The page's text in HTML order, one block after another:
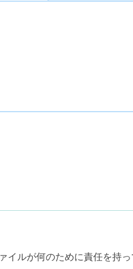
イルが何のために責任を持